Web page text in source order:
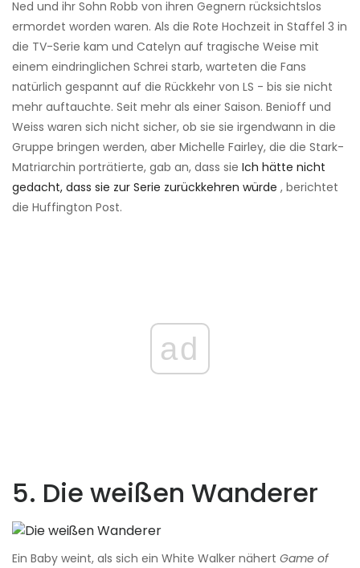
Ned und ihr Sohn Robb von ihren Gegnern rücksichtslos
ermordet worden waren. Als die Rote Hochzeit in Staffel 3 in
die TV-Serie kam und Catelyn auf tragische Weise mit
einem eindringlichen Schrei starb, warteten die Fans
natürlich gespannt auf die Rückkehr von LS - bis sie nicht
mehr auftauchte. Seit mehr als einer Saison. Benioff und
Weiss waren sich nicht sicher, ob sie sie irgendwann in die
Gruppe bringen werden, aber Michelle Fairley, die die Stark-
Matriarchin porträtierte, gab an, dass sie Ich hätte nicht
gedacht, dass sie zur Serie zurückkehren würde , berichtet
die Huffington Post.
ad
5. Die weißen Wanderer
Ein Baby weint, als sich ein White Walker nähert Game of